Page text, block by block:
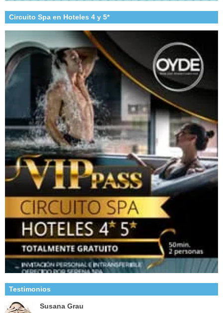
Circuito Spa en Hoteles 4 y 5*
Testimonios
Susana Grau